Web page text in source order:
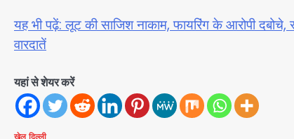
यह भी पढ़ें: लूट की साजिश नाकाम, फायरिंग के आरोपी दबोचे,
वारदातें
यहां से शेयर करें